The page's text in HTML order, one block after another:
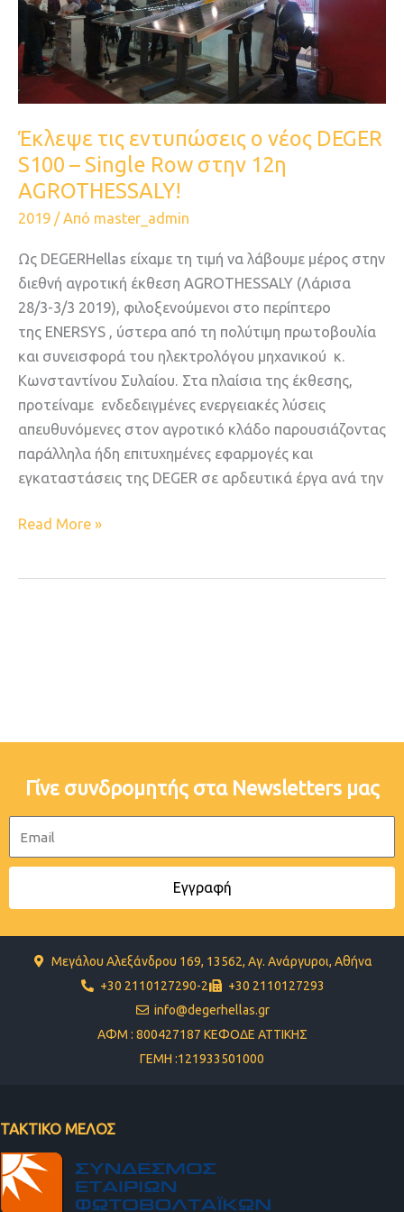
Έκλεψε τις εντυπώσεις ο νέος DEGER
S100 – Single Row στην 12η
AGROTHESSALY!
2019 / Από master_admin
Ως DEGERHellas είχαμε τη τιμή να λάβουμε μέρος στην
διεθνή αγροτική έκθεση ΑGROTHESSALY (Λάρισα
28/3-3/3 2019), φιλοξενούμενοι στο περίπτερο
της ENERSYS , ύστερα από τη πολύτιμη πρωτοβουλία
και συνεισφορά του ηλεκτρολόγου μηχανικού κ.
Κωνσταντίνου Συλαίου. Στα πλαίσια της έκθεσης,
προτείναμε ενδεδειγμένες ενεργειακές λύσεις
απευθυνόμενες στον αγροτικό κλάδο παρουσιάζοντας
παράλληλα ήδη επιτυχημένες εφαρμογές και
εγκαταστάσεις της DEGER σε αρδευτικά έργα ανά την
νέος
DEGER
S100
–
Single
Row
στην
12η
AGROTHESSALY!
Read More »
Γίνε συνδρομητής στα Newsletters μας
Εγγραφή
Μεγάλου Αλεξάνδρου 169, 13562, Αγ. Ανάργυροι, Αθήνα
+30 2110127290-2
+30 2110127293
info@degerhellas.gr
ΑΦΜ : 800427187 ΚΕΦΟΔΕ ΑΤΤΙΚΗΣ
ΓΕΜΗ :121933501000
ΤΑΚΤΙΚΟ ΜΕΛΟΣ